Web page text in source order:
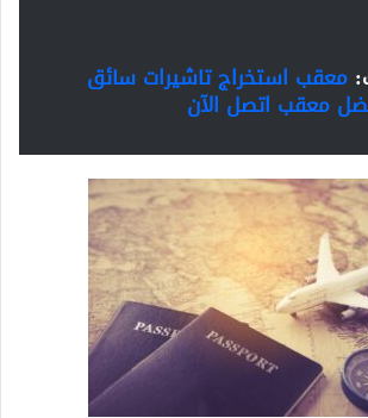
معقب استخراج تاشيرات سائق
معقب اتصل الآن